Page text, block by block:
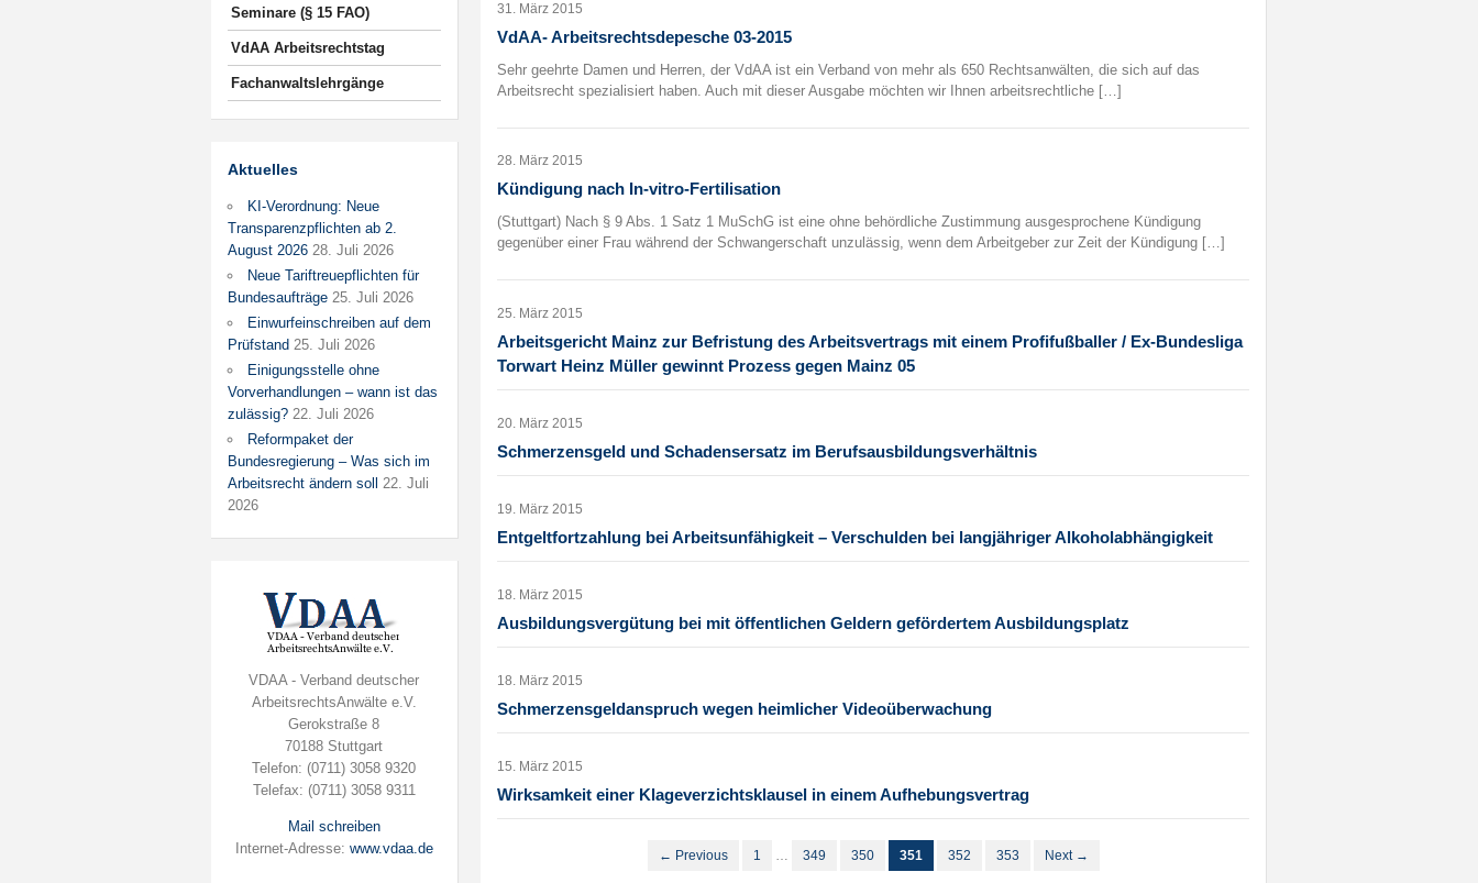
Seminare (§ 15 FAO)
VdAA Arbeitsrechtstag
Fachanwaltslehrgänge
Aktuelles
KI-Verordnung: Neue
Transparenzpflichten ab 2.
August 2026 28. Juli 2026
Neue Tariftreuepflichten für
Bundesaufträge 25. Juli 2026
Einwurfeinschreiben auf dem
Prüfstand 25. Juli 2026
Einigungsstelle ohne
Vorverhandlungen – wann ist das
zulässig? 22. Juli 2026
Reformpaket der
Bundesregierung – Was sich im
Arbeitsrecht ändern soll
22. Juli
2026
VDAA - Verband deutscher
ArbeitsrechtsAnwälte e.V.
Gerokstraße 8
70188 Stuttgart
Telefon: (0711) 3058 9320
Telefax: (0711) 3058 9311
Mail schreiben
Internet-Adresse: www.vdaa.de
31. März 2015
VdAA- Arbeitsrechtsdepesche 03-2015
Sehr geehrte Damen und Herren, der VdAA ist ein Verband von mehr als 650 Rechtsanwälten, die sich auf das
Arbeitsrecht spezialisiert haben. Auch mit dieser Ausgabe möchten wir Ihnen arbeitsrechtliche […]
28. März 2015
Kündigung nach In-vitro-Fertilisation
(Stuttgart) Nach § 9 Abs. 1 Satz 1 MuSchG ist eine ohne behördliche Zustimmung ausgesprochene Kündigung
gegenüber einer Frau während der Schwangerschaft unzulässig, wenn dem Arbeitgeber zur Zeit der Kündigung […]
25. März 2015
Arbeitsgericht Mainz zur Befristung des Arbeitsvertrags mit einem Profifußballer / Ex-Bundesliga
Torwart Heinz Müller gewinnt Prozess gegen Mainz 05
20. März 2015
Schmerzensgeld und Schadensersatz im Berufsausbildungsverhältnis
19. März 2015
Entgeltfortzahlung bei Arbeitsunfähigkeit – Verschulden bei langjähriger Alkoholabhängigkeit
18. März 2015
Ausbildungsvergütung bei mit öffentlichen Geldern gefördertem Ausbildungsplatz
18. März 2015
Schmerzensgeldanspruch wegen heimlicher Videoüberwachung
15. März 2015
Wirksamkeit einer Klageverzichtsklausel in einem Aufhebungsvertrag
← Previous 1 … 349 350 351 352 353 Next →